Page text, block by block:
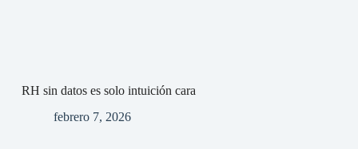
RH sin datos es solo intuición cara
febrero 7, 2026